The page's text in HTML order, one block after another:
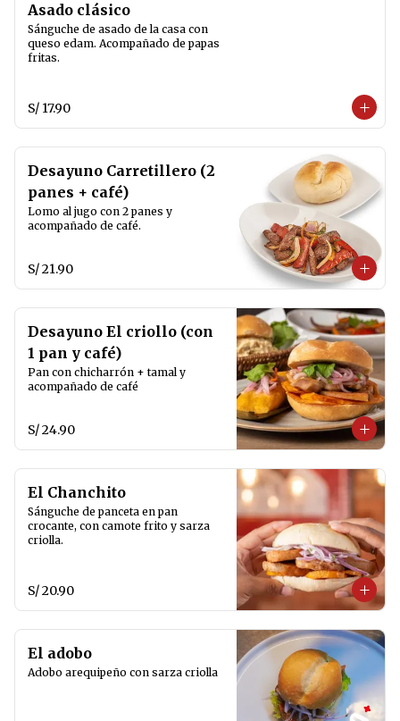
Asado clásico
Sánguche de asado de la casa con
queso edam. Acompañado de papas
fritas.
S/ 17.90
Desayuno Carretillero (2
panes + café)
Lomo al jugo con 2 panes y
acompañado de café.
S/ 21.90
Desayuno El criollo (con
1 pan y café)
Pan con chicharrón + tamal y
acompañado de café
S/ 24.90
El Chanchito
Sánguche de panceta en pan
crocante, con camote frito y sarza
criolla.
S/ 20.90
El adobo
Adobo arequipeño con sarza criolla